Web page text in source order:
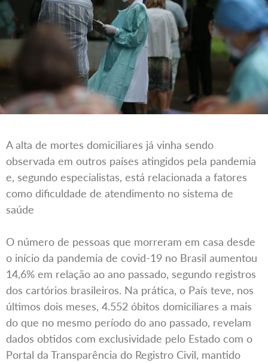
A alta de mortes domiciliares já vinha sendo
observada em outros países atingidos pela pandemia
e, segundo especialistas, está relacionada a fatores
como dificuldade de atendimento no sistema de
saúde
O número de pessoas que morreram em casa desde
o início da pandemia de covid-19 no Brasil aumentou
14,6% em relação ao ano passado, segundo registros
dos cartórios brasileiros. Na prática, o País teve, nos
últimos dois meses, 4.552 óbitos domiciliares a mais
do que no mesmo período do ano passado, revelam
dados obtidos com exclusividade pelo Estado com o
Portal da Transparência do Registro Civil, mantido